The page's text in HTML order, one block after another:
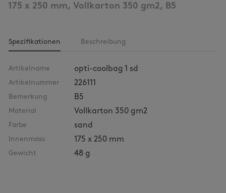
175 x 250 mm, Vollkarton 350 gm2, B5
Spezifikationen Beschreibung
Artikelname opti-coolbag 1 sd
Artikelnummer 226111
Bemerkung B5
Material Vollkarton 350 gm2
Farbe sand
Innenmass 175 x 250 mm
Gewicht 48 g